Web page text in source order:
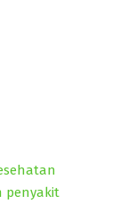
penyakit